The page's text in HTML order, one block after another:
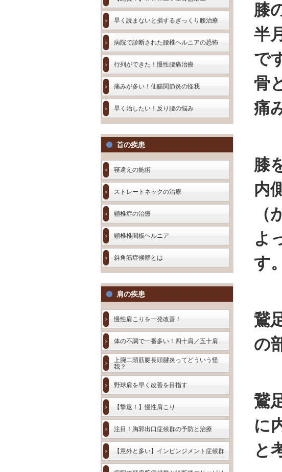
早く読まないと損するぎっくり腰治療
病院で診断された腰椎ヘルニアの恐怖
行列ができた！慢性腰痛治療
痛みが多い！仙腸関節炎の怪我
早く治したい！反り腰の悩み
首の疾患
寝違えの施術
ストレートネックの治療
頸椎症の治療
頸椎椎間板ヘルニア
斜角筋症候群とは
肩の疾患
慢性肩こりを一発改善！
体の不調で一番多い！四十肩／五十肩
上腕二頭筋腱長頭腱炎ってどういう怪
我？
野球肩を早く改善を目指す
【撃退！】慢性肩こり
注目！胸郭出口症候群の予防と治療
【意外と多い】インピンジメント症候群
膝
半
で
骨
痛
膝
内
よ
す。
鵞
の
鵞
に
と